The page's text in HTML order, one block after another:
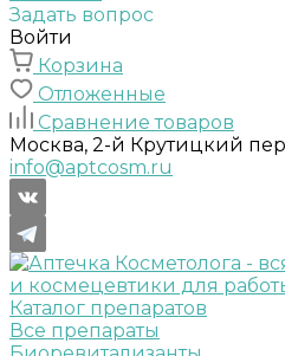
Задать вопрос
Войти
Корзина
Отложенные
Сравнение товаров
Москва, 2-й Крутицкий пер.,
info@aptcosm.ru
Каталог препаратов
Все препараты